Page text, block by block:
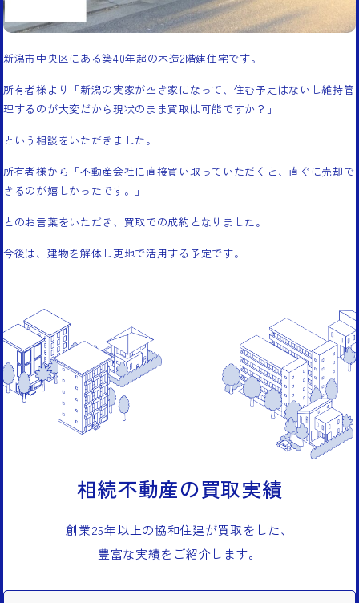
新潟市中央区にある築40年超の木造2階建住宅です。
所有者様より「新潟の実家が空き家になって、住む予定はないし維持管
理するのが大変だから現状のまま買取は可能ですか？」
という相談をいただきました。
所有者様から「不動産会社に直接買い取っていただくと、直ぐに売却で
きるのが嬉しかったです。」
とのお言葉をいただき、買取での成約となりました。
今後は、建物を解体し更地で活用する予定です。
相続不動産の買取実績
創業25年以上の協和住建が買取をした、
豊富な実績をご紹介します。